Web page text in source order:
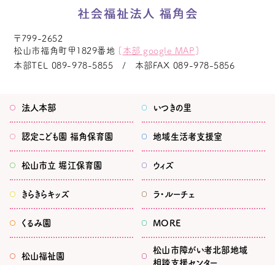
〒799-2652
松山市福角町甲1829番地
本部 google MAP ]
本部TEL
089-978-5855 本部FAX 089-978-5856
法人本部
認定こども園 福角保育園
松山市立堀江保育園
きらきらキッズ
くるみ園
松山福祉園
いつきの里
地域生活者支援室
ウィズ
ラ・ルーチェ
MORE
松山市障がい者北部地域
相談支援センター